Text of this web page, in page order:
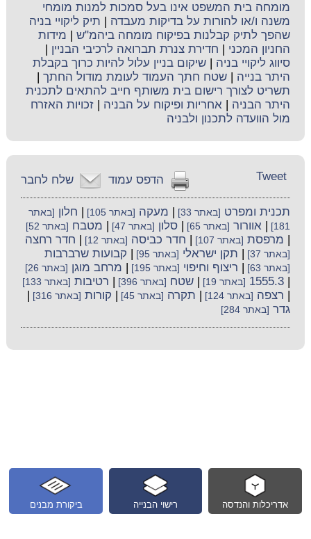
מומחה בית המשפט אינו בעל סמכות למנות מומחי
משנה ו/או להורות על בדיקות מעבדה
תיק ליקויי בניה
שהפך לתיק קבלנות בפיקוח מומחה ביהמ"ש
מידות
החניון המכני
חדירת צנרת תברואה לרכיבי הבניין
סיווג ליקויי בניה |שיקום בניין עלול להיות כרוך בקבלת
היתר בנייה |שטח חתך העמוד לעומת מודול החתך
תשריט לצורך רישום בית משותף חייב להתאים לתכנית
היתר הבניה |אחריות ופיקוח על הבניה |זכויות האזרח
מול הוועדה לתכנון ולבניה
שלח לחבר הדפס עמוד Tweet
תכנית ומפרט [באתר 33] מעקה [באתר 105] חלון [באתר
181]
|אוורור [באתר 65] |סלון [באתר 47] מטבח [באתר 52]
מרפסת [באתר 107] חדר כביסה [באתר 12] חדר רחצה
[באתר 37] תקן ישראלי [באתר 95] קבועות שרברבות
[באתר 63] ריצוף וחיפוי [באתר 195] מרחב מוגן [באתר 26]
|
1555.3 [באתר 19] |שטח [באתר 396] רטיבות [באתר 133]
רצפה [באתר 124] תקרה [באתר 45] קורות [באתר 316]
גדר [באתר 284]
ביקורת מבנים רישוי הבנייה אדריכלות והנדסה